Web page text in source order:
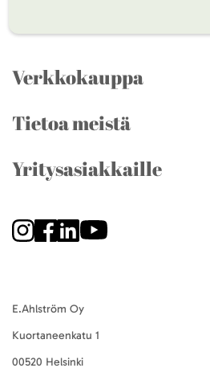
Verkkokauppa
Tietoa meistä
Yritysasiakkaille
E.Ahlström Oy
Kuortaneenkatu 1
00520 Helsinki